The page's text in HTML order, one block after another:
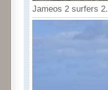
Jameos 2 surfers